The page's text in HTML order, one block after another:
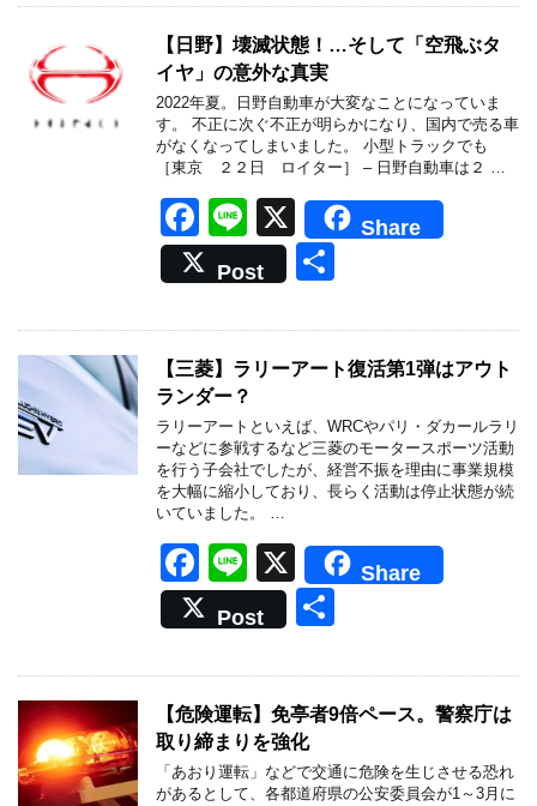
b
o
o
k
【日野】壊滅状態！…そして「空飛ぶタ
イヤ」の意外な真実
2022年夏。日野自動車が大変なことになっていま
す。 不正に次ぐ不正が明らかになり、国内で売る車
がなくなってしまいました。 小型トラックでも
［東京 ２２日 ロイター］ – 日野自動車は２ …
F
a
c
e
b
o
o
k
Li
n
e
X
Share
Post
【三菱】ラリーアート復活第1弾はアウト
ランダー？
ラリーアートといえば、WRCやパリ・ダカールラリ
ーなどに参戦するなど三菱のモータースポーツ活動
を行う子会社でしたが、経営不振を理由に事業規模
を大幅に縮小しており、長らく活動は停止状態が続
いていました。 …
F
a
c
e
b
o
o
Li
n
e
X
Share
Post
【危険運転】免亭者9倍ペース。警察庁は
取り締まりを強化
「あおり運転」などで交通に危険を生じさせる恐れ
があるとして、各都道府県の公安委員会が1～3月に